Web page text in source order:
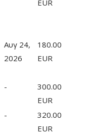
EUR
Αυγ 24,
2026
180.00
EUR
-
300.00
EUR
-
320.00
EUR